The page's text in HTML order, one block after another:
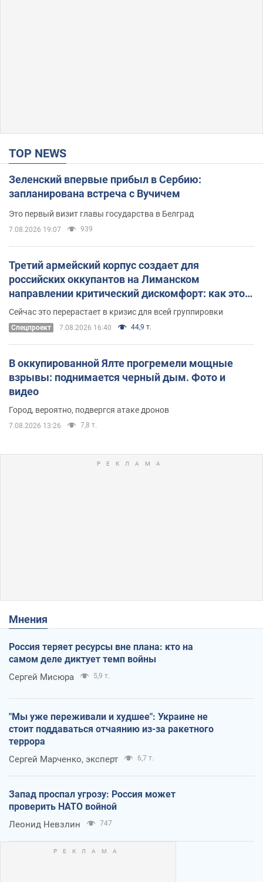
TOP NEWS
Зеленский впервые прибыл в Сербию:
запланирована встреча с Вучичем
Это первый визит главы государства в Белград
7.08.2026 19:07 939
Третий армейский корпус создает для
российских оккупантов на Лиманском
направлении критический дискомфорт: как это
удалось
Сейчас это перерастает в кризис для всей группировки
Спецпроект 7.08.2026 16:40 44,9 т.
В оккупированной Ялте прогремели мощные
взрывы: поднимается черный дым. Фото и
видео
Город, вероятно, подвергся атаке дронов
7.08.2026 13:26 7,8 т.
Мнения
Россия теряет ресурсы вне плана: кто на
самом деле диктует темп войны
Сергей Мисюра 5,9 т.
"Мы уже переживали и худшее": Украине не
стоит поддаваться отчаянию из-за ракетного
террора
Сергей Марченко, эксперт 6,7 т.
Запад проспал угрозу: Россия может
проверить НАТО войной
Леонид Невзлин 747